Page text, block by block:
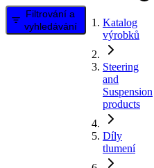
Filtrování a
vyhledávání
Katalog
výrobků
Steering
and
Suspension
products
Díly
tlumení